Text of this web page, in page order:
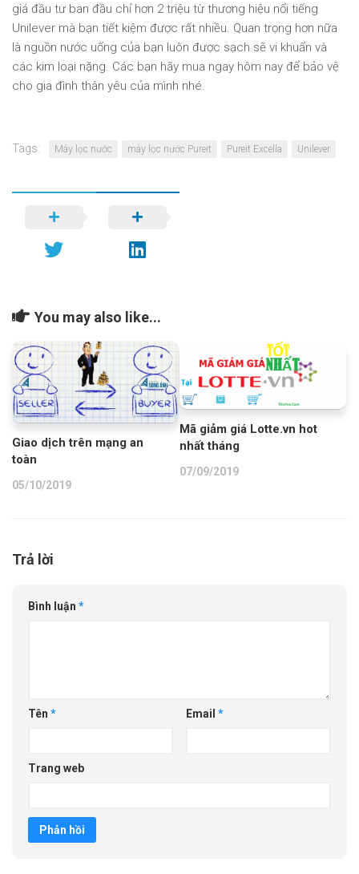
giá đầu tư ban đầu chỉ hơn 2 triệu từ thương hiệu nổi tiếng
Unilever mà bạn tiết kiệm được rất nhiều. Quan trọng hơn nữa
là nguồn nước uống của bạn luôn được sạch sẽ vi khuẩn và
các kim loại nặng. Các bạn hãy mua ngay hôm nay để bảo vệ
cho gia đình thân yêu của mình nhé.
Tags: Máy lọc nước máy lọc nước Pureit Pureit Excella Unilever
You may also like...
Giao dịch trên mạng an
toàn
05/10/2019
Mã giảm giá Lotte.vn hot
nhất tháng
07/09/2019
Trả lời
Bình luận *
Tên * Email *
Trang web